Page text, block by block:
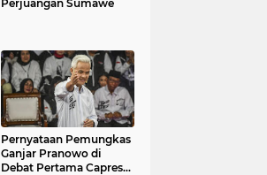
Perjuangan Sumawe
Pernyataan Pemungkas
Ganjar Pranowo di
Debat Pertama Capres